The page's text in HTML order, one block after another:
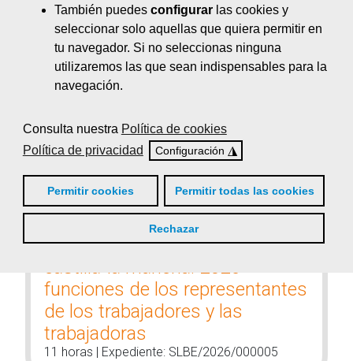
También puedes configurarlas cookies y
seleccionar solo aquellas que quiera permitir en
tu navegador. Si no seleccionas ninguna
utilizaremos las que sean indispensables para la
navegación.
Consulta nuestra Política de cookies
Política de privacidad
Configuración ◮
Permitir cookies Permitir todas las cookies
Rechazar
Cursos gratuitos:
Cursos en modalidad mixta
Áreas prioritarias para la
negociación colectiva en
castilla-la mancha 2026
6 horas | Expediente: SLBE/2026/000005
Negociación colectiva en
castilla-la mancha: 2026
funciones de los representantes
de los trabajadores y las
trabajadoras
11 horas | Expediente: SLBE/2026/000005